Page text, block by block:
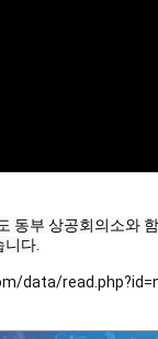
동부 상공회의소와
다.
data/